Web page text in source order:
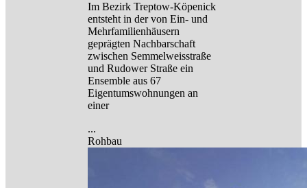
Im Bezirk Treptow-Köpenick
entsteht in der von Ein- und
Mehrfamilienhäusern
geprägten Nachbarschaft
zwischen Semmelweisstraße
und Rudower Straße ein
Ensemble aus 67
Eigentumswohnungen an
einer
...
Rohbau